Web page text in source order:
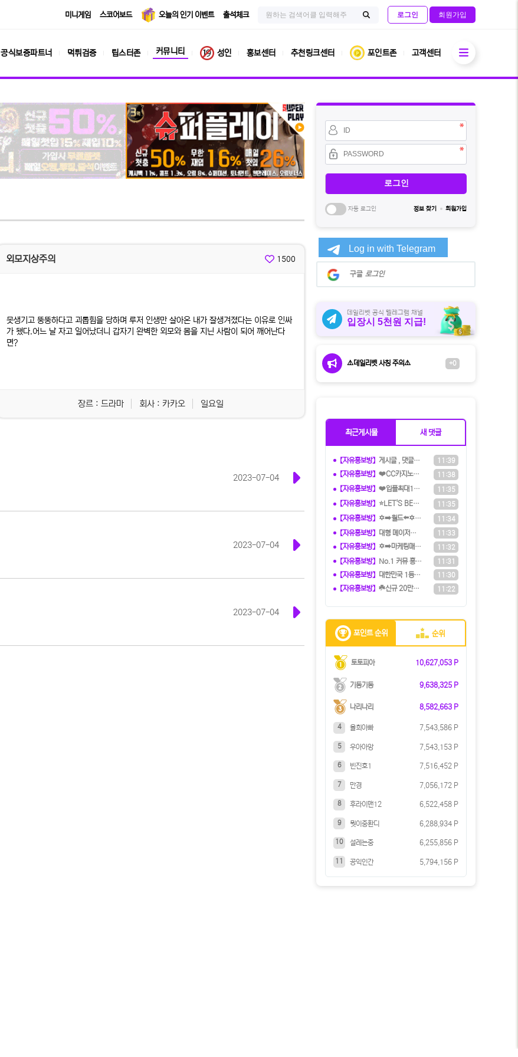
미니게임 스코어보드 오늘의 인기 이벤트 출석체크
체
검
로그인 회원가입
공식보증파트너 먹튀검증 팁스터존 커뮤니티 성인 홍보센터 추천링크센터 포인트존 고객센터
회
원
아
이
디
필
비
밀
번
필
자동 로그인 정보 찾기 회원가입
셜
로
그
구글 로그인
데일리벳 공식 텔레그램 채널
입장시 5천원 지급!
⚠️데일리벳 사칭 주의⚠️ +0
최근게시물 새 댓글
【자유홍보방】 ️️게시글 , 댓글만 달아도 현금화가 11:39
【자유홍보방】 ❤️CC️카지노+주실장❤️이벤트 및 11:38
【자유홍보방】 ❤️️입플최대100%❤️✨억대보증 C 11:35
【자유홍보방】 ⭐️LET'S BET 렛츠벳 - 테더 11:35
【자유홍보방】 ✡️➡️월드⬅️✡️ 5+3ㅣ10+5ㅣ 11:34
【자유홍보방】 ️️대형 메이저계열사에서 TM직원 모 11:33
【자유홍보방】 ✡️➡️마케팅매니아⬅️✡️ 커뮤니티 11:32
【자유홍보방】 ️️No.1 커뮤 홍보대행 프️로그램 11:31
【자유홍보방】 ️대한민국️ 1등 토토 카지노 솔루션 11:30
【자유홍보방】 ☘️️신규 20만원 당첨쿠폰 수령하세 11:22
포인트 순위 순위
토토피아 10,627,053 P
기동기동 9,638,325 P
나리나리 8,582,663 P
4 율희아빠 7,543,586 P
5 우아아앙 7,543,153 P
6 빈진호1 7,516,452 P
7 만경 7,056,172 P
8 후라이맨12 6,522,458 P
9 뭣이중환디 6,288,934 P
10 설레는중 6,255,856 P
11 공익인간 5,794,156 P
외모지상주의 1500
못생기고 뚱뚱하다고 괴롭힘을 당하며 루저 인생만 살아온 내가 잘생겨졌다는 이유로 인싸
가 됐다.어느 날 자고 일어났더니 갑자기 완벽한 외모와 몸을 지닌 사람이 되어 깨어난다
면?
장르 : 드라마 회사 : 카카오 일요일
2023-07-04
2023-07-04
2023-07-04